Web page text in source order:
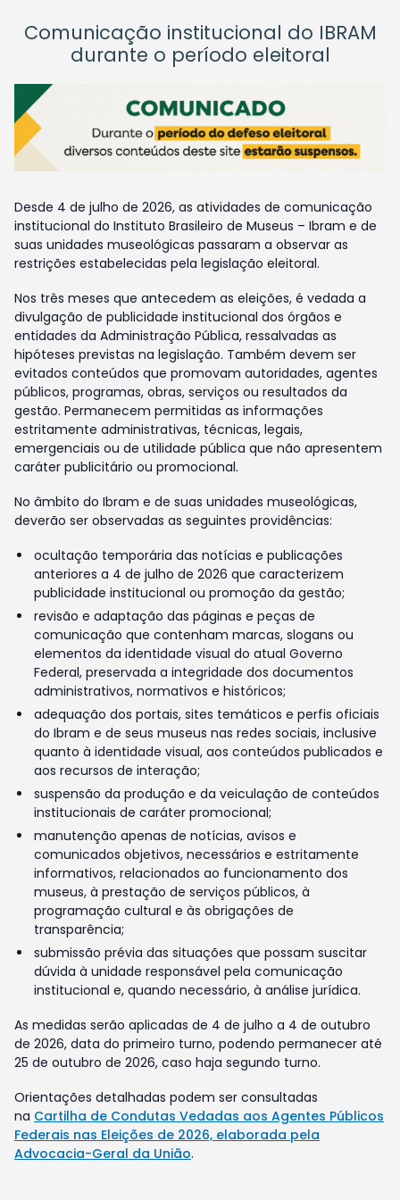
Comunicação institucional do IBRAM
durante o período eleitoral
Desde 4 de julho de 2026, as atividades de comunicação
institucional do Instituto Brasileiro de Museus – Ibram e de
suas unidades museológicas passaram a observar as
restrições estabelecidas pela legislação eleitoral.
Nos três meses que antecedem as eleições, é vedada a
divulgação de publicidade institucional dos órgãos e
entidades da Administração Pública, ressalvadas as
hipóteses previstas na legislação. Também devem ser
evitados conteúdos que promovam autoridades, agentes
públicos, programas, obras, serviços ou resultados da
gestão. Permanecem permitidas as informações
estritamente administrativas, técnicas, legais,
emergenciais ou de utilidade pública que não apresentem
caráter publicitário ou promocional.
No âmbito do Ibram e de suas unidades museológicas,
deverão ser observadas as seguintes providências:
ocultação temporária das notícias e publicações
anteriores a 4 de julho de 2026 que caracterizem
publicidade institucional ou promoção da gestão;
revisão e adaptação das páginas e peças de
comunicação que contenham marcas, slogans ou
elementos da identidade visual do atual Governo
Federal, preservada a integridade dos documentos
administrativos, normativos e históricos;
adequação dos portais, sites temáticos e perfis oficiais
do Ibram e de seus museus nas redes sociais, inclusive
quanto à identidade visual, aos conteúdos publicados e
aos recursos de interação;
suspensão da produção e da veiculação de conteúdos
institucionais de caráter promocional;
manutenção apenas de notícias, avisos e
comunicados objetivos, necessários e estritamente
informativos, relacionados ao funcionamento dos
museus, à prestação de serviços públicos, à
programação cultural e às obrigações de
transparência;
submissão prévia das situações que possam suscitar
dúvida à unidade responsável pela comunicação
institucional e, quando necessário, à análise jurídica.
As medidas serão aplicadas de 4 de julho a 4 de outubro
de 2026, data do primeiro turno, podendo permanecer até
25 de outubro de 2026, caso haja segundo turno.
Orientações detalhadas podem ser consultadas
na Cartilha de Condutas Vedadas aos Agentes Públicos
Federais nas Eleições de 2026, elaborada pela
Advocacia-Geral da União.